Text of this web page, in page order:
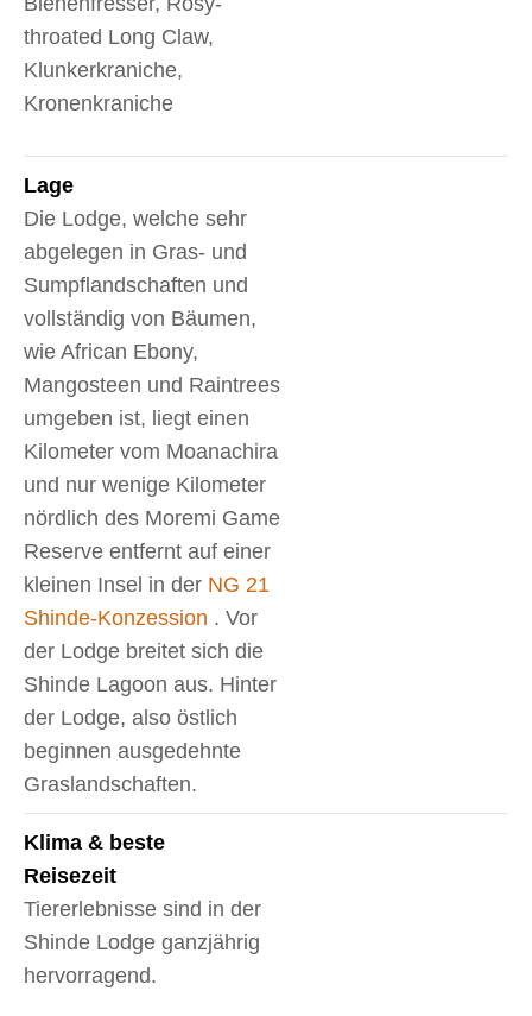
throated Long Claw,
Klunkerkraniche,
Kronenkraniche
Lage
Die Lodge, welche sehr
abgelegen in Gras- und
Sumpflandschaften und
vollständig von Bäumen,
wie African Ebony,
Mangosteen und Raintrees
umgeben ist, liegt einen
Kilometer vom Moanachira
und nur wenige Kilometer
nördlich des Moremi Game
Reserve entfernt auf einer
kleinen Insel in der NG 21
Shinde-Konzession . Vor
der Lodge breitet sich die
Shinde Lagoon aus. Hinter
der Lodge, also östlich
beginnen ausgedehnte
Graslandschaften.
Klima & beste
Reisezeit
Tiererlebnisse sind in der
Shinde Lodge ganzjährig
hervorragend.